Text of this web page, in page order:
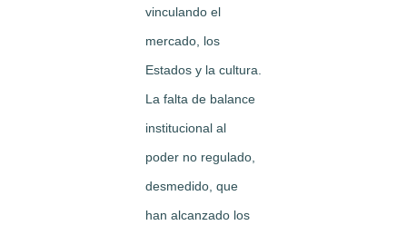
vinculando el
mercado, los
Estados y la cultura.
La falta de balance
institucional al
poder no regulado,
desmedido, que
han alcanzado los